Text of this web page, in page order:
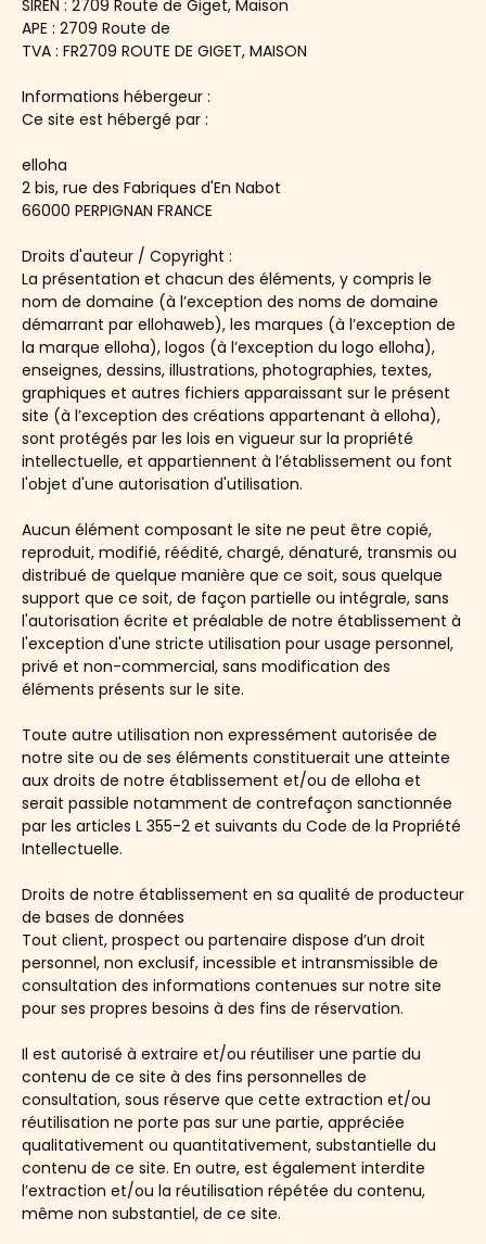
SIREN : 2709 Route de Giget, Maison
APE : 2709 Route de
TVA : FR2709 ROUTE DE GIGET, MAISON
Informations hébergeur :
Ce site est hébergé par :
elloha
2 bis, rue des Fabriques d'En Nabot
66000 PERPIGNAN FRANCE
Droits d'auteur / Copyright :
La présentation et chacun des éléments, y compris le
nom de domaine (à l’exception des noms de domaine
démarrant par ellohaweb), les marques (à l’exception de
la marque elloha), logos (à l’exception du logo elloha),
enseignes, dessins, illustrations, photographies, textes,
graphiques et autres fichiers apparaissant sur le présent
site (à l’exception des créations appartenant à elloha),
sont protégés par les lois en vigueur sur la propriété
intellectuelle, et appartiennent à l’établissement ou font
l'objet d'une autorisation d'utilisation.
Aucun élément composant le site ne peut être copié,
reproduit, modifié, réédité, chargé, dénaturé, transmis ou
distribué de quelque manière que ce soit, sous quelque
support que ce soit, de façon partielle ou intégrale, sans
l'autorisation écrite et préalable de notre établissement à
l'exception d'une stricte utilisation pour usage personnel,
privé et non-commercial, sans modification des
éléments présents sur le site.
Toute autre utilisation non expressément autorisée de
notre site ou de ses éléments constituerait une atteinte
aux droits de notre établissement et/ou de elloha et
serait passible notamment de contrefaçon sanctionnée
par les articles L 355-2 et suivants du Code de la Propriété
Intellectuelle.
Droits de notre établissement en sa qualité de producteur
de bases de données
Tout client, prospect ou partenaire dispose d’un droit
personnel, non exclusif, incessible et intransmissible de
consultation des informations contenues sur notre site
pour ses propres besoins à des fins de réservation.
Il est autorisé à extraire et/ou réutiliser une partie du
contenu de ce site à des fins personnelles de
consultation, sous réserve que cette extraction et/ou
réutilisation ne porte pas sur une partie, appréciée
qualitativement ou quantitativement, substantielle du
contenu de ce site. En outre, est également interdite
l’extraction et/ou la réutilisation répétée du contenu,
même non substantiel, de ce site.